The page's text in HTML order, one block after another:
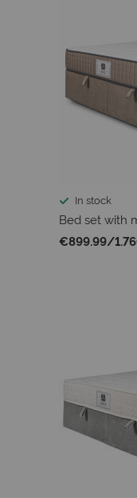
In stock
Bed set with
€899.99/